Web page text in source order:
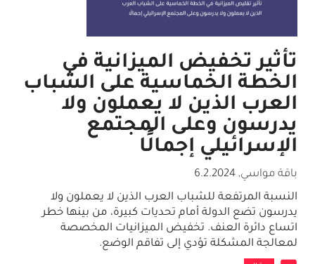
تأثير تخفيض الميزانية في
الخطة الخماسية على الشباب
العرب الذين لا يعملون ولا
يدرسون وعلى المجتمع
الإسرائيلي إجمالًا
باقة مواسي,
6.2.2024
النسبة المرتفعة للشباب العرب الذين لا يعملون ولا
يدرسون تضع الدولة أمام تحديات كبيرة، من بينها خطر
اتساع دائرة العنف. تخفيض الميزانيات المخصصة
لمعالجة المشكلة تؤدي إلى تفاقم الوضع.